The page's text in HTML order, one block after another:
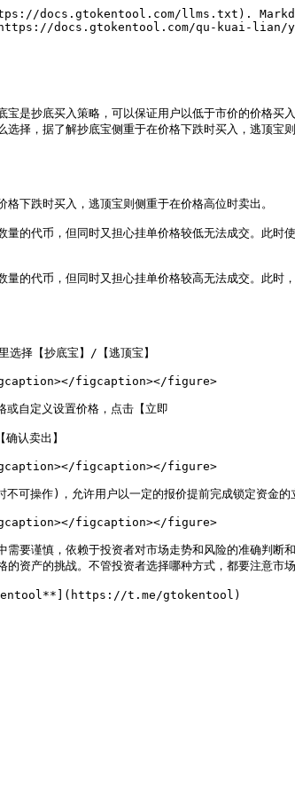
docs.gtokentool.com/llms.txt).
docs.gtokentool.com/qu-kuai-
是抄底买入策略，可以保证用户以低于市价的价格
选择，据了解抄底宝侧重于在价格下跌时买入，逃
下跌时买入，逃顶宝则侧重于在价格高位时卖出。
的代币，但同时又担心挂单价格较低无法成交。此
的代币，但同时又担心挂单价格较高无法成交。此
选择【抄底宝】/【逃顶宝】
figcaption></figure>
或自定义设置价格，点击【立即
认卖出】
figcaption></figure>
可操作)，允许用户以一定的报价提前完成锁定资金的
figcaption></figure>
要谨慎，依赖于投资者对市场走势和风险的准确判
资产的挑战。不管投资者选择哪种方式，都要注意市